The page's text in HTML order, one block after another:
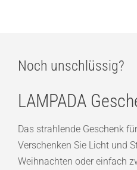
Noch unschlüssig?
LAMPADA
Das strahlende Geschenk
Verschenken Sie Licht und
Weihnachten oder einfach